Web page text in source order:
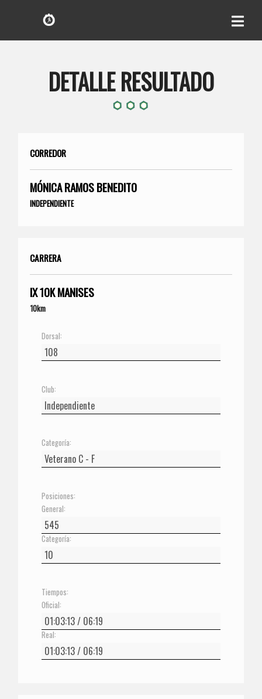
DETALLE RESULTADO
CORREDOR
MÓNICA RAMOS BENEDITO
INDEPENDIENTE
CARRERA
IX 10K MANISES
10km
Dorsal:
Club:
Categoría:
Posiciones:
General:
Categoría:
Tiempos:
Oficial:
Real: